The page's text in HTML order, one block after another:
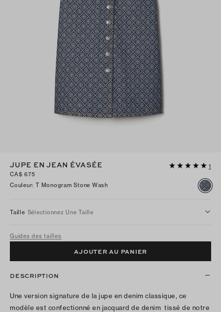
JUPE EN JEAN ÉVASÉE
1
CA$ 675
Couleur: T Monogram Stone Wash
Taille Sélectionnez Une Taille
Guides des tailles
AJOUTER AU PANIER
DESCRIPTION
Une version signature de la jupe en denim classique, ce
modèle est confectionné en jacquard de denim tissé de notre